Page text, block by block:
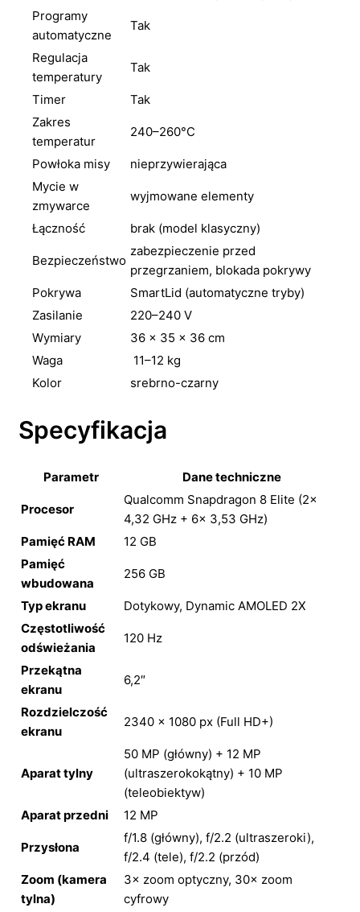
Programy
automatyczne
Tak
Regulacja
temperatury
Tak
Timer
Tak
Zakres
temperatur
240–260°C
Powłoka misy
nieprzywierająca
Mycie w
zmywarce
wyjmowane elementy
Łączność brak (model klasyczny)
Bezpieczeństwo
zabezpieczenie przed
przegrzaniem, blokada pokrywy
Pokrywa
SmartLid (automatyczne tryby)
Zasilanie
220–240 V
Wymiary
36 × 35 × 36 cm
Waga
11–12 kg
Kolor
srebrno-czarny
Specyfikacja
Parametr Dane techniczne
Procesor
Qualcomm Snapdragon 8 Elite (2×
4,32 GHz + 6× 3,53 GHz)
Pamięć RAM
12 GB
Pamięć
wbudowana
256 GB
Typ ekranu
Dotykowy, Dynamic AMOLED 2X
Częstotliwość
odświeżania
120 Hz
Przekątna
ekranu
6,2″
Rozdzielczość
ekranu
2340 × 1080 px (Full HD+)
Aparat tylny
50 MP (główny) + 12 MP
(ultraszerokokątny) + 10 MP
(teleobiektyw)
Aparat przedni
12 MP
Przysłona
f/1.8 (główny), f/2.2 (ultraszeroki),
f/2.4 (tele), f/2.2 (przód)
Zoom (kamera
tylna)
3× zoom optyczny, 30× zoom
cyfrowy